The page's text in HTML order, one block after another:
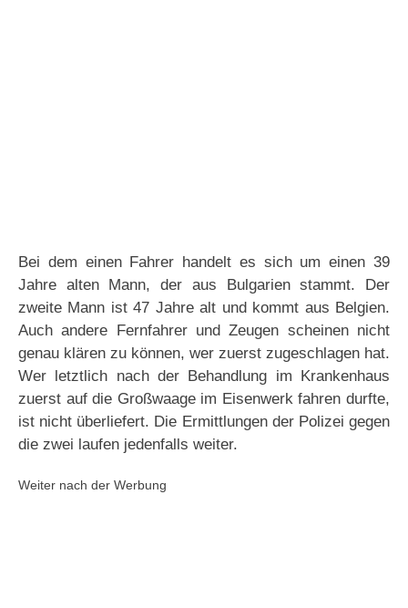
Bei dem einen Fahrer handelt es sich um einen 39
Jahre alten Mann, der aus Bulgarien stammt. Der
zweite Mann ist 47 Jahre alt und kommt aus Belgien.
Auch andere Fernfahrer und Zeugen scheinen nicht
genau klären zu können, wer zuerst zugeschlagen hat.
Wer letztlich nach der Behandlung im Krankenhaus
zuerst auf die Großwaage im Eisenwerk fahren durfte,
ist nicht überliefert. Die Ermittlungen der Polizei gegen
die zwei laufen jedenfalls weiter.
Weiter nach der Werbung